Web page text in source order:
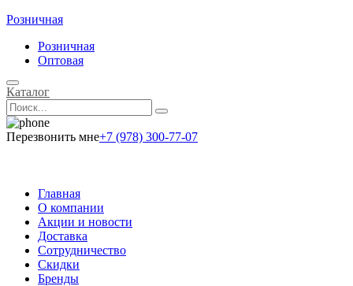
Розничная
Розничная
Оптовая
Каталог
Перезвонить мне+7 (978) 300-77-07
Главная
О компании
Акции и новости
Доставка
Сотрудничество
Скидки
Бренды